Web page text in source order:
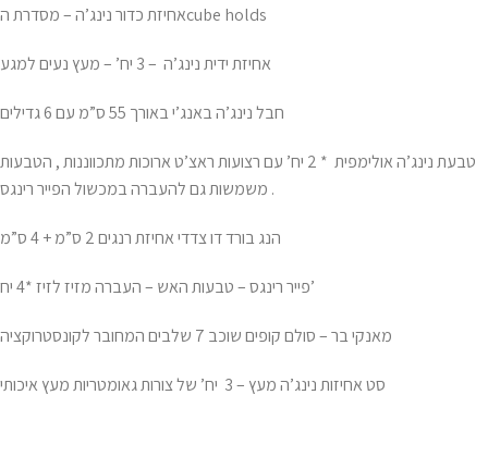
אחיזת כדור נינג’ה – מסדרת הcube holds
אחיזת ידית נינג’ה – 3 יח’ – מעץ נעים למגע
חבל נינג’ה באנג’י באורך 55 ס”מ עם 6 גדילים
טבעת נינג’ה אולימפית * 2 יח’ עם רצועות ראצ’ט ארוכות מתכווננות , הטבעות
משמשות גם להעברה במכשול הפייר רינגס .
הנג בורד דו צדדי אחיזת רנגים 2 ס”מ + 4 ס”מ
פייר רינגס – טבעות האש – העברה מזיז לזיז *4 יח’
מאנקי בר – סולם קופים שוכב 7 שלבים המחובר לקונסטרוקציה
סט אחיזות נינג’ה מעץ – 3 יח’ של צורות גאומטריות מעץ איכותי